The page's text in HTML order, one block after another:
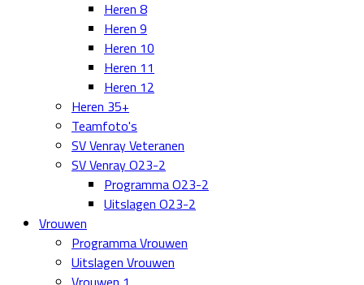
Heren 8
Heren 9
Heren 10
Heren 11
Heren 12
Heren 35+
Teamfoto's
SV Venray Veteranen
SV Venray O23-2
Programma O23-2
Uitslagen O23-2
Vrouwen
Programma Vrouwen
Uitslagen Vrouwen